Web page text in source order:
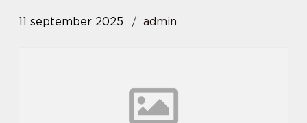
11 september 2025 admin